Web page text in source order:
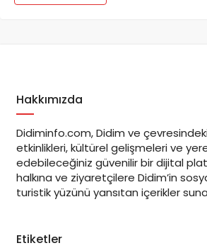
Hakkımızda
Didiminfo.com, Didim ve
etkinlikleri, kültürel gelişmeleri ve
edebileceğiniz güvenilir bir dijital
halkına ve ziyaretçilere Didim’in
turistik yüzünü yansıtan içerikler
Etiketler